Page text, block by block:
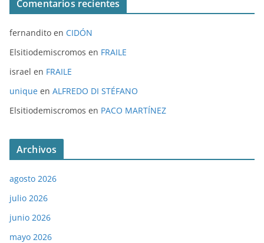
Comentarios recientes
fernandito en CIDÓN
Elsitiodemiscromos en FRAILE
israel en FRAILE
unique en ALFREDO DI STÉFANO
Elsitiodemiscromos en PACO MARTÍNEZ
Archivos
agosto 2026
julio 2026
junio 2026
mayo 2026